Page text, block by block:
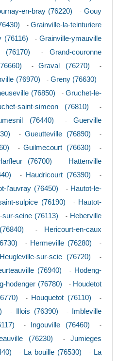
en-bray (76220) -Gouy
-Grainville-la-teinturiere
(76116) -Grainville-ymauville
(76170) -Grand-couronne
-Graval (76270) -
(76970) - Greny (76630)
(76850) -Gruchet-le-
saint-simeon (76810) -
(76440) -Guerville
-Gueutteville (76890) -
-Guilmecourt (76630) -
(76700) -
Hattenville
- Haudricourt (76390) -
l'auvray (76450) - Hautot-le-
sulpice (76190) - Hautot-
sur-seine (76113) - Heberville
-
Hericourt-en-caux
- Hermeville (76280) -
Heugleville-sur-scie (76720) -
(76940) - Hodeng-
hodenger (76780) - Houdetot
- Houquetot (76110) -
- Illois (76390) -
Imbleville
- Ingouville (76460) -
(76230) -Jumieges
- La bouille (76530) - La